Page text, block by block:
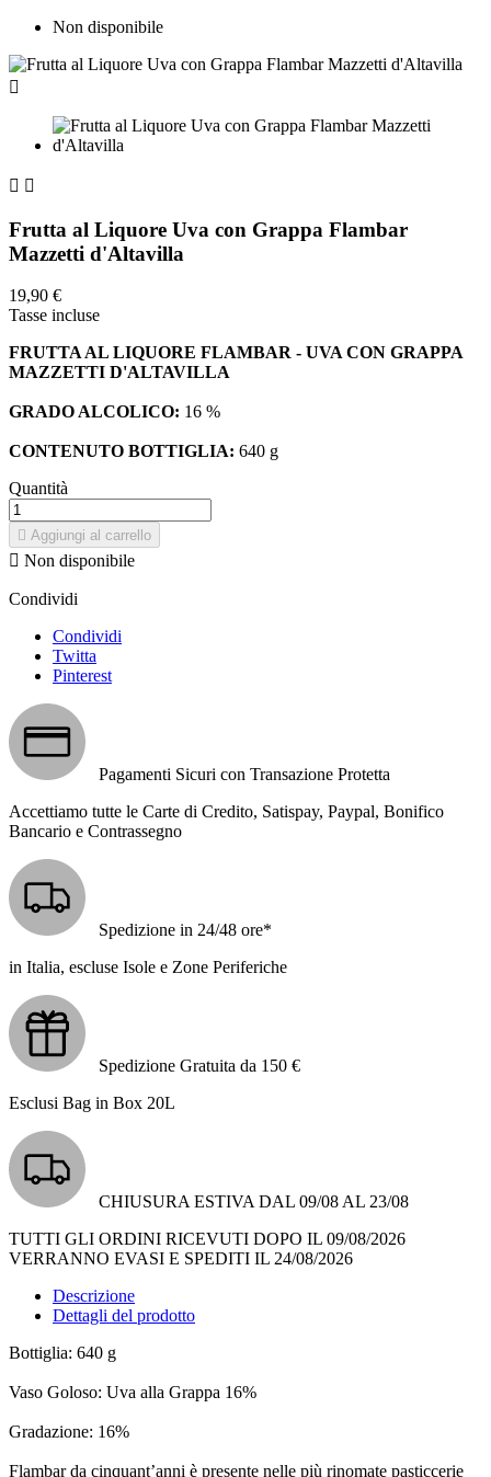
Non disponibile

 
Frutta al Liquore Uva con Grappa Flambar
Mazzetti d'Altavilla
19,90 €
Tasse incluse
FRUTTA AL LIQUORE FLAMBAR - UVA CON GRAPPA
MAZZETTI D'ALTAVILLA
GRADO ALCOLICO: 16 %
CONTENUTO BOTTIGLIA: 640 g
Quantità
 Aggiungi al carrello
 Non disponibile
Condividi
Condividi
Twitta
Pinterest
Pagamenti Sicuri con Transazione Protetta
Accettiamo tutte le Carte di Credito, Satispay, Paypal, Bonifico
Bancario e Contrassegno
Spedizione in 24/48 ore*
in Italia, escluse Isole e Zone Periferiche
Spedizione Gratuita da 150 €
Esclusi Bag in Box 20L
CHIUSURA ESTIVA DAL 09/08 AL 23/08
TUTTI GLI ORDINI RICEVUTI DOPO IL 09/08/2026
VERRANNO EVASI E SPEDITI IL 24/08/2026
Descrizione
Dettagli del prodotto
Bottiglia: 640 g
Vaso Goloso: Uva alla Grappa 16%
Gradazione: 16%
Flambar da cinquant’anni è presente nelle più rinomate pasticcerie